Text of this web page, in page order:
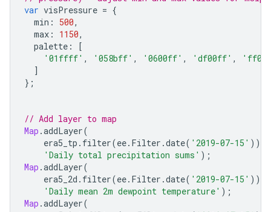
var visPressure = {
min : 500,
max : 1150,
palette :
[
'01ffff' , '058bff' , '0600ff' , 'df00ff' ,
]
};
// Add layer to map
Map .addLayer(
era5_tp . filter(ee. Filter .date( '2019-07-15' )),
'Daily total precipitation sums' );
Map .addLayer(
era5_2d . filter(ee. Filter .date( '2019-07-15' )),
'Daily mean 2m dewpoint temperature' );
Map .addLayer(